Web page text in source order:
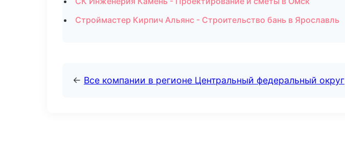
Строймастер Кирпич Альянс - Строительство бань в Ярославль
← Все компании в регионе Центральный федеральный округ